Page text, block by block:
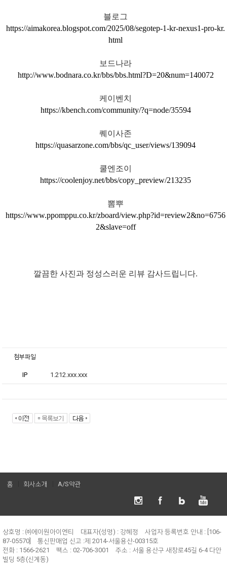
블로그
https://aimakorea.blogspot.com/2025/08/segotep-1-kr-nexus1-pro-kr.
html
보드나라
http://www.bodnara.co.kr/bbs/bbs.html?D=20&num=140072
케이벤치
https://kbench.com/community/?q=node/35594
퀘이사존
https://quasarzone.com/bbs/qc_user/views/139094
쿨엔조이
https://coolenjoy.net/bbs/copy_preview/213235
뽐뿌
https://www.ppomppu.co.kr/zboard/view.php?id=review2&no=6756
2&slave=off
깔끔한 사진과 정성스러운 리뷰 감사드립니다.
첨부파일
IP 1.212.xxx.xxx
홈 회사소개 A/S약관
상호명 : ㈜에이원아이엔티 대표자(성명) : 강혜정
사업자 등록번호 안내 : [106-
87-05570]
통신판매업 신고 :제 2014-서울용산-00315호
전화 : 1566-2621
팩스 : 02-706-3001
주소 : 서울 용산구 새창로45길 6-4 다안
빌딩 5층(신계동)